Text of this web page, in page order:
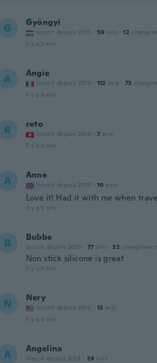
G Gyöngyi
Inscrit depuis 2015 · 59 avis · 12
il y a 2 ans
A Angie
Inscrit depuis 2019 · 112 avis · 73
il y a 3 ans
R reto
Inscrit depuis 2016 · 7 avis
il y a 4 ans
A Anne
Inscrit depuis 2018 · 10 avis
Love it! Had it with me when
il y a 5 ans
B Bubba
Inscrit depuis 2020 · 77 avis · 32
Non stick silicone is great
il y a 5 ans
N Nery
Inscrit depuis 2016 · 12 avis
il y a 5 ans
A Angelina
Inscrit depuis 2018 · 24 avis